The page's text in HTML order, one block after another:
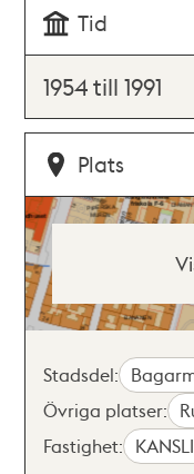
Tid
1954 till 1991
Plats
Stadsdel:
Övriga platser:
Fastighet: